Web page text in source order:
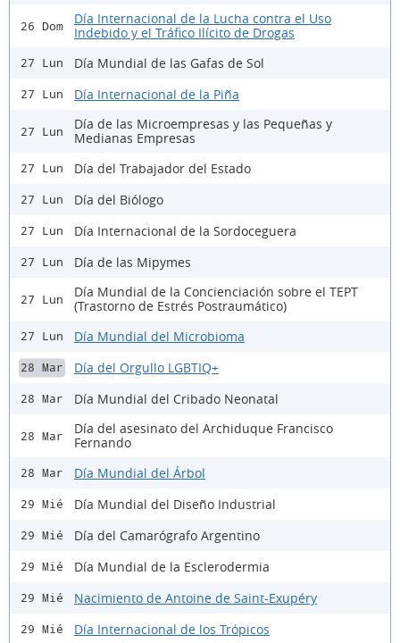
26 Dom
Día Internacional de la Lucha contra el Uso
Indebido y el Tráfico Ilícito de Drogas
27 Lun Día Mundial de las Gafas de Sol
27 Lun Día Internacional de la Piña
27 Lun
Día de las Microempresas y las Pequeñas y
Medianas Empresas
27 Lun Día del Trabajador del Estado
27 Lun Día del Biólogo
27 Lun Día Internacional de la Sordoceguera
27 Lun Día de las Mipymes
27 Lun
Día Mundial de la Concienciación sobre el TEPT
(Trastorno de Estrés Postraumático)
27 Lun Día Mundial del Microbioma
28 Mar Día del Orgullo LGBTIQ+
28 Mar Día Mundial del Cribado Neonatal
28 Mar
Día del asesinato del Archiduque Francisco
Fernando
28 Mar Día Mundial del Árbol
29 Mié Día Mundial del Diseño Industrial
29 Mié Día del Camarógrafo Argentino
29 Mié Día Mundial de la Esclerodermia
29 Mié Nacimiento de Antoine de Saint-Exupéry
29 Mié Día Internacional de los Trópicos